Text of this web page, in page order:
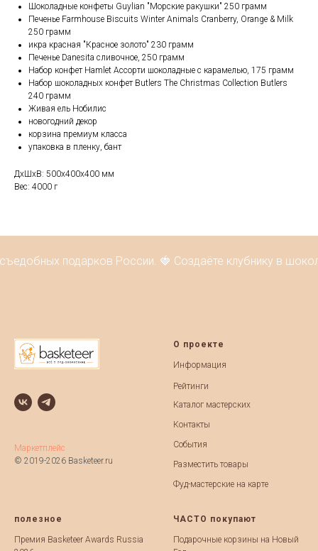
Шоколадные конфеты Guylian "Морские ракушки" 250 грамм
Печенье Farmhouse Biscuits Winter Animals Cranberry, Orange & Milk
250 грамм
икра красная "Красное золото" 230 грамм
Печенье Danesita сливочное, 250 грамм
Набор конфет Hamlet Ассорти шоколадные с карамелью, 175 грамм
Набор шоколадных конфет Butlers The Christmas Collection Butlers
240 грамм
Живая ель Нобилис
новогодний декор
корзина премиум класса
упаковка в пленку, бант
ДxШxВ: 500x400x400 мм
Вес: 4000 г
подарков России. 🍓 Создаёте клубнику в
Маркетплейс
© 2019-2026 Basketeer.ru
О проекте
Информация
Рейтинги
Каталог мастерских
Контакты
События
Разместить товары
Фуд-мастерские на карте
полезное
Премия Basketeer Awards Russia
ЧАСТО покупают
Подарочные корзины на Новый